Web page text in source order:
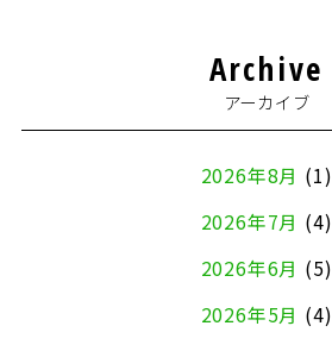
Archive
アーカイブ
2026年8月 (1)
2026年7月 (4)
2026年6月 (5)
2026年5月 (4)